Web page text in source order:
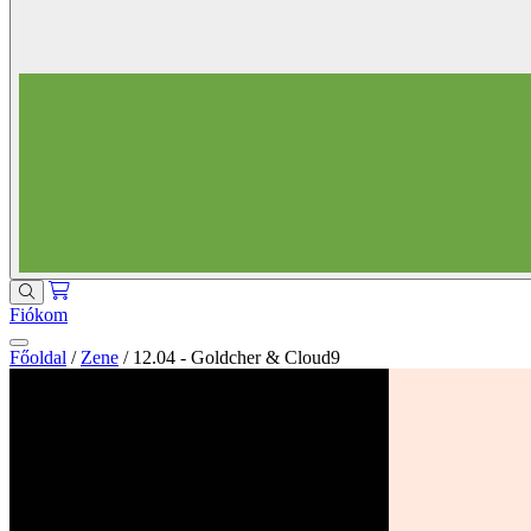
Fiókom
Főoldal / Zene / 12.04 - Goldcher & Cloud9